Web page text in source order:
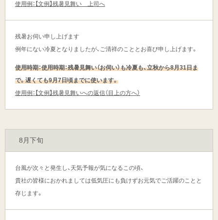
使用例：【文例】残暑見舞い 上司へ
残暑お伺い申し上げます
例年にない冷夏となりましたが、ご清祥のこととお喜び申し上げます。
使用時期：使用時期：残暑見舞い（お伺い）も冷夏も、立秋から8月31日ま
で。遅くても9月7日頃までに使います。
使用例：【文例】残暑見舞いへの返信（目上の方へ）
8月下旬
台風が次々と発生し、天気予報が気になるこの頃、
貴社の皆様におかれましては低気圧にも負けずお元気でご活躍のことと
存じます。